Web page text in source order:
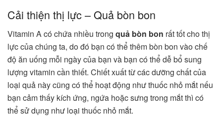
Cải thiện thị lực – Quả bòn bon
Vitamin A có chứa nhiều trong quả bòn bon rất tốt cho thị
lực của chúng ta, do đó bạn có thể thêm bòn bon vào chế
độ ăn uống mỗi ngày của bạn và bạn có thể dễ bổ sung
lượng vitamin cần thiết. Chiết xuất từ các dưỡng chất của
loại quả này cũng có thể hoạt động như thuốc nhỏ mắt nếu
bạn cảm thấy kích ứng, ngứa hoặc sưng trong mắt thì có
thể sử dụng như loại thuốc nhỏ mắt.